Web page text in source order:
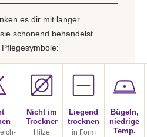
es dir mit langer
schonend behandelst.
Nicht im
Trockner
Hitze
Liegend
trocknen
in Form
Bügeln,
niedrige
Temp.